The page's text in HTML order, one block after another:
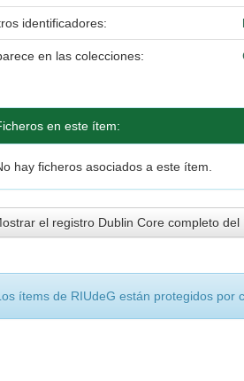
identificadores:
en las colecciones:
en este ítem:
hay ficheros asociados a este ítem.
el registro Dublin Core completo del
ítems de RIUdeG están protegidos por